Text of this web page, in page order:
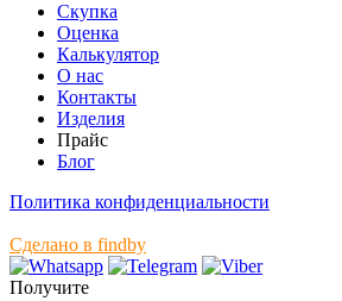
Скупка
Оценка
Калькулятор
О нас
Контакты
Изделия
Прайс
Блог
Политика конфиденциальности
Сделано в findby
Получите